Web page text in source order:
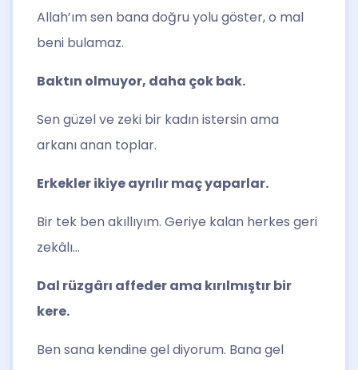
Allah’ım sen bana doğru yolu göster, o mal
beni bulamaz.
Baktın olmuyor, daha çok bak.
Sen güzel ve zeki bir kadın istersin ama
arkanı anan toplar.
Erkekler ikiye ayrılır maç yaparlar.
Bir tek ben akıllıyım. Geriye kalan herkes geri
zekâlı…
Dal rüzgârı affeder ama kırılmıştır bir
kere.
Ben sana kendine gel diyorum. Bana gel